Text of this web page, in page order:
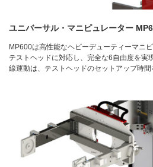
ユニバーサル・マニピュレーター
MP600は高性能なヘビーデューティーマニ
テストヘッドに対応し、完全な6自由度を実
線運動は、テストヘッドのセットアップ時間